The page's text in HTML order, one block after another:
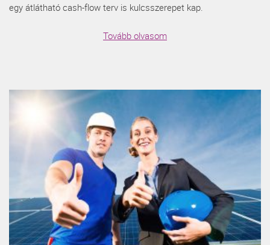
egy átlátható cash-flow terv is kulcsszerepet kap.
Tovább olvasom